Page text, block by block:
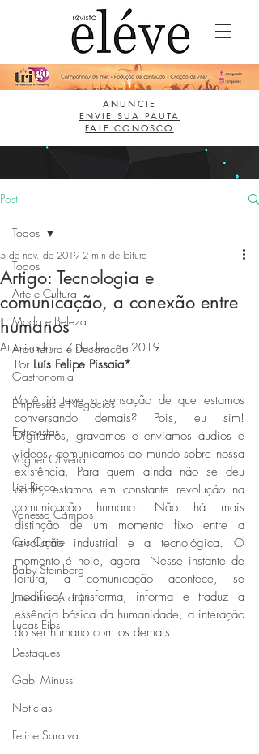
ANUNCIE
ENVIE SUA PAUTA
FALE CONOSCO
Post
Todos
Arte e Cultura
Moda e Beleza
Arquitetura e Decoração
Gastronomia
Empresas e Negócios
Entrevistas
Vagner Oliveira
Lizi Ricco
Vanessa Campos
Cris Carniel
Baby Steinberg
Joseanne Araujo
Lucas Eibs
Destaques
Gabi Minussi
Notícias
Felipe Saraiva
Todos
Artigo: Tecnologia e
comunicação, a conexão entre
humanos
5 de nov. de 2019 2 min de leitura
Atualizado:17 de dez. de 2019
Por Luís Felipe Pissaia*
Você já teve a sensação de que estamos
conversando demais? Pois, eu sim!
Digitamos, gravamos e enviamos áudios e
vídeos, comunicamos ao mundo sobre nossa
existência. Para quem ainda não se deu
conta, estamos em constante revolução na
comunicação humana. Não há mais
distinção de um momento fixo entre a
revolução industrial e a tecnológica. O
momento é hoje, agora! Nesse instante de
leitura, a comunicação acontece, se
modifica, transforma, informa e traduz a
essência básica da humanidade, a interação
do ser humano com os demais.